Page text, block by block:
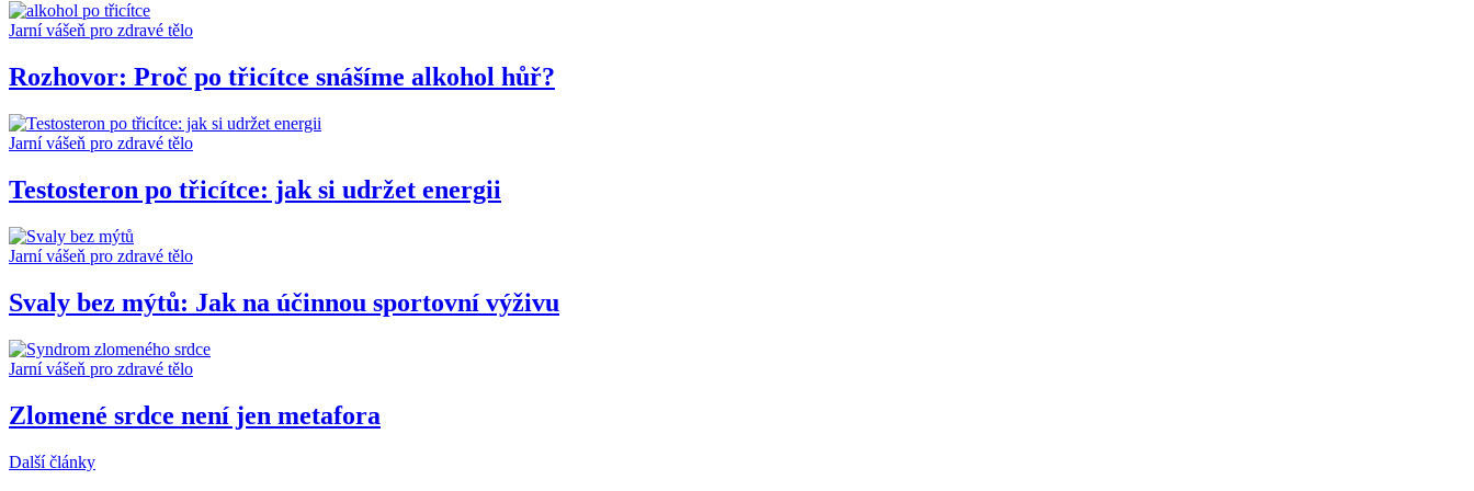
Jarní vášeň pro zdravé tělo
Rozhovor: Proč po třicítce snášíme alkohol hůř?
Jarní vášeň pro zdravé tělo
Testosteron po třicítce: jak si udržet energii
Jarní vášeň pro zdravé tělo
Svaly bez mýtů: Jak na účinnou sportovní výživu
Jarní vášeň pro zdravé tělo
Zlomené srdce není jen metafora
Další články